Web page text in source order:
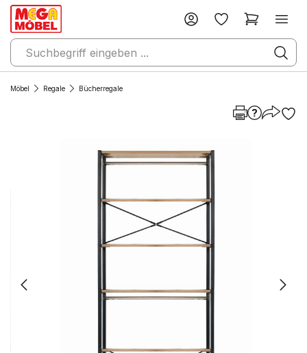
Möbel Regale Bücherregale